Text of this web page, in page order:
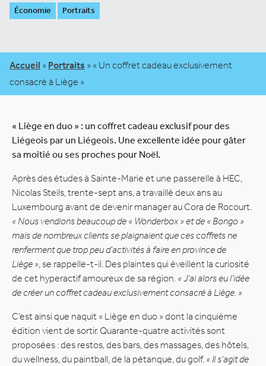
Économie Portraits
Accueil » Portraits » « Un coffret cadeau exclusivement
consacré à Liège »
« Liège en duo » : un coffret cadeau exclusif pour des
Liégeois par un Liégeois. Une excellente idée pour gâter
sa moitié ou ses proches pour Noël.
Après des études à Sainte-Marie et une passerelle à HEC,
Nicolas Steils, trente-sept ans, a travaillé deux ans au
Luxembourg avant de devenir manager au Cora de Rocourt.
« Nous vendions beaucoup de « Wonderbox » et de « Bongo »
mais de nombreux clients se plaignaient que ces coffrets ne
renferment que trop peu d’activités à faire en province de
Liège » , se rappelle-t-il. Des plaintes qui éveillent la curiosité
de cet hyperactif amoureux de sa région. « J’ai alors eu l’idée
de créer un coffret cadeau exclusivement consacré à Liège. »
C’est ainsi que naquit « Liège en duo » dont la cinquième
édition vient de sortir. Quarante-quatre activités sont
proposées : des restos, des bars, des massages, des hôtels,
du wellness, du paintball, de la pétanque, du golf. « Il s’agit de